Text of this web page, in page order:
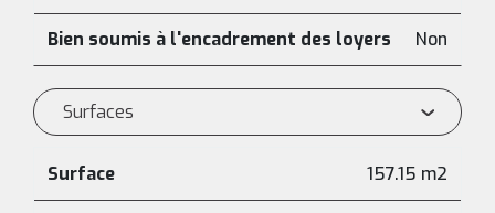
Bien soumis à l'encadrement des loyers Non
Surfaces
Surface 157.15 m2